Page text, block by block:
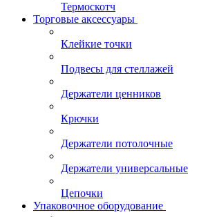
Термоскотч
Торговые аксессуары
Клейкие точки
Подвесы для стеллажей
Держатели ценников
Крючки
Держатели потолочные
Держатели универсальные
Цепочки
Упаковочное оборудование